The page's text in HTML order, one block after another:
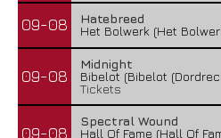
09-08
Hatebreed
Het Bolwerk (Het
09-08
Midnight
Bibelot (Bibelot
Tickets
09-08
Spectral Wound
Hall Of Fame (Hall Of